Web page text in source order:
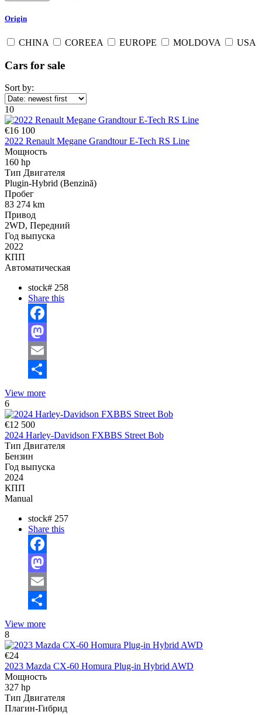
Origin
CHINA COREEA EUROPE MOLDOVA USA
Cars for sale
Sort by:
10
€16 100
2022 Renault Megane Grandtour E-Tech RS Line
Мощность
160 hp
Тип Двигателя
Plugin-Hybrid (Benzină)
Пробег
83 274 km
Привод
2WD, Передний
Год выпуска
2022
КПП
Автоматическая
stock# 258
Share this
Facebook
Mastodon
Email
View more
6
€12 500
2024 Harley-Davidson FXBBS Street Bob
Тип Двигателя
Бензин
Год выпуска
2024
КПП
Manual
stock# 257
Share this
Facebook
Mastodon
Email
View more
8
€24
2023 Mazda CX-60 Homura Plug-in Hybrid AWD
Мощность
327 hp
Тип Двигателя
Плагин-Гибрид